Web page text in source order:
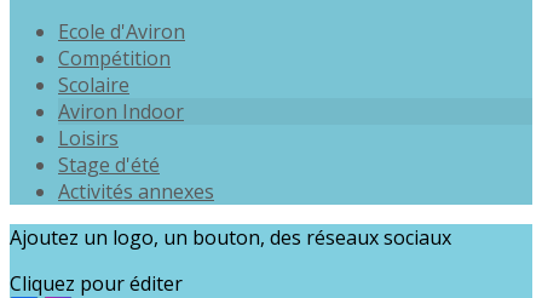
Ecole d'Aviron
Compétition
Scolaire
Aviron Indoor
Loisirs
Stage d'été
Activités annexes
Ajoutez un logo, un bouton, des réseaux sociaux
Cliquez pour éditer